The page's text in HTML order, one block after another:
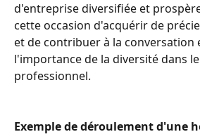
d'entreprise diversifiée et
cette occasion d'acquérir de
et de contribuer à la conversation
l'importance de la diversité dans
professionnel.
Exemple de déroulement d'une